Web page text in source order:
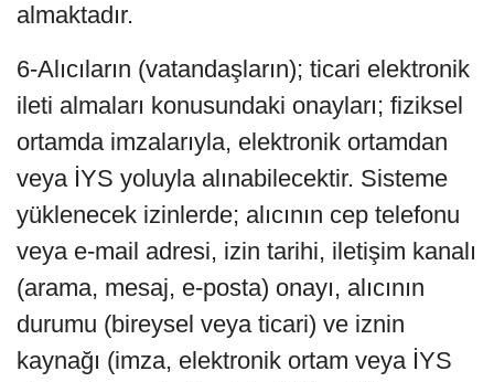
almaktadır.
6-Alıcıların (vatandaşların); ticari elektronik
ileti almaları konusundaki onayları; fiziksel
ortamda imzalarıyla, elektronik ortamdan
veya İYS yoluyla alınabilecektir. Sisteme
yüklenecek izinlerde; alıcının cep telefonu
veya e-mail adresi, izin tarihi, iletişim kanalı
(arama, mesaj, e-posta) onayı, alıcının
durumu (bireysel veya ticari) ve iznin
kaynağı (imza, elektronik ortam veya İYS